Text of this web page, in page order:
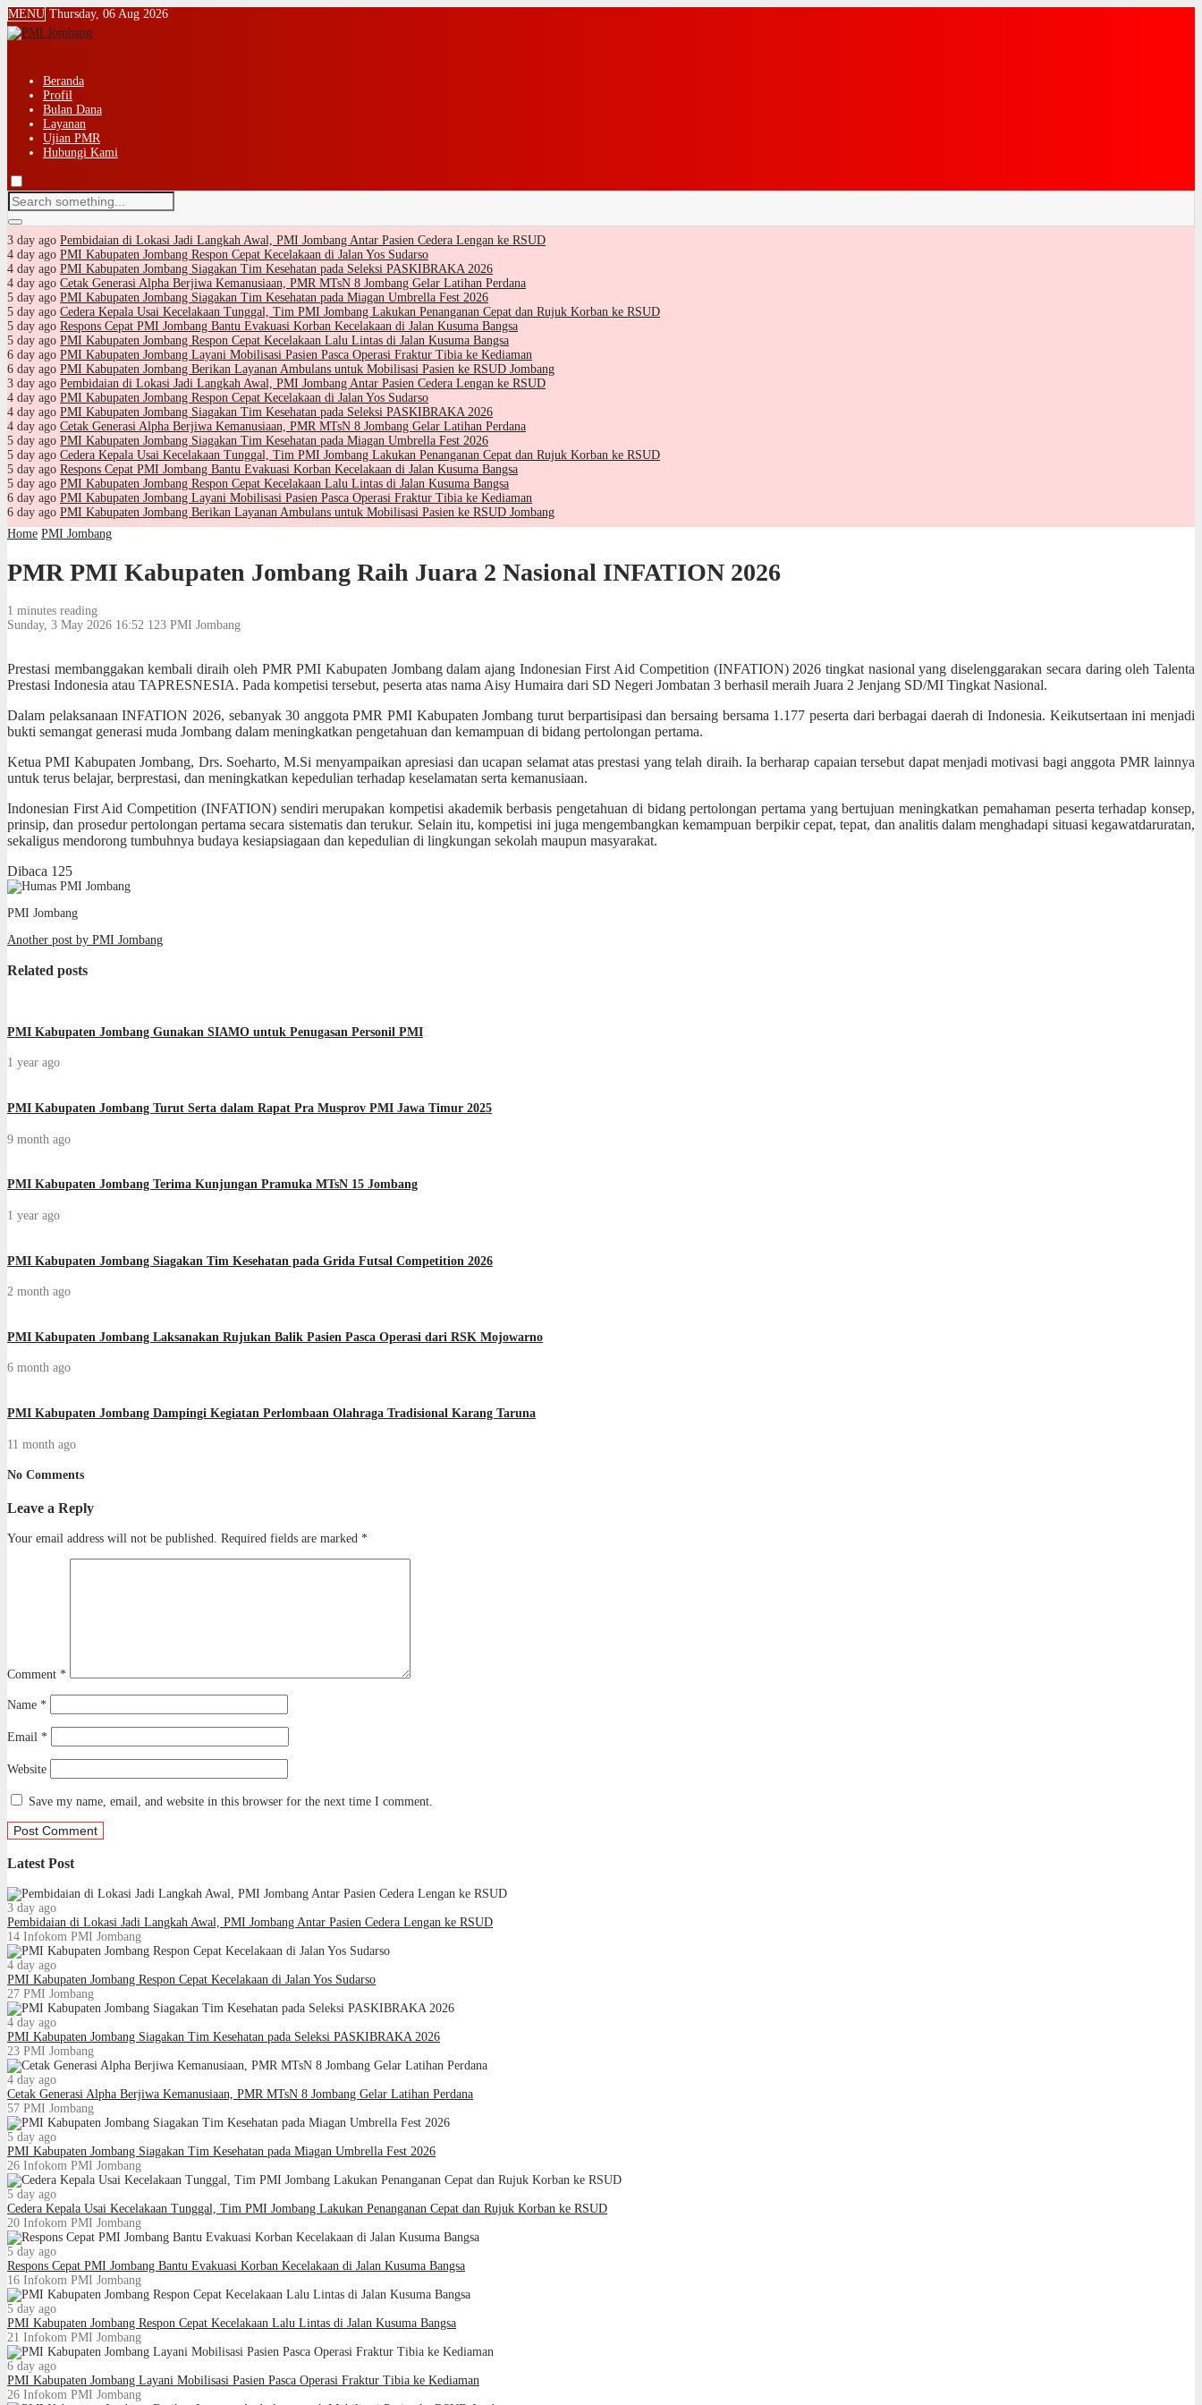
MENU Thursday, 06 Aug 2026
Beranda
Profil
Bulan Dana
Layanan
Ujian PMR
Hubungi Kami
3 day ago Pembidaian di Lokasi Jadi Langkah Awal, PMI Jombang Antar Pasien Cedera Lengan ke RSUD
4 day ago PMI Kabupaten Jombang Respon Cepat Kecelakaan di Jalan Yos Sudarso
4 day ago PMI Kabupaten Jombang Siagakan Tim Kesehatan pada Seleksi PASKIBRAKA 2026
4 day ago Cetak Generasi Alpha Berjiwa Kemanusiaan, PMR MTsN 8 Jombang Gelar Latihan Perdana
5 day ago PMI Kabupaten Jombang Siagakan Tim Kesehatan pada Miagan Umbrella Fest 2026
5 day ago Cedera Kepala Usai Kecelakaan Tunggal, Tim PMI Jombang Lakukan Penanganan Cepat dan Rujuk Korban ke RSUD
5 day ago Respons Cepat PMI Jombang Bantu Evakuasi Korban Kecelakaan di Jalan Kusuma Bangsa
5 day ago PMI Kabupaten Jombang Respon Cepat Kecelakaan Lalu Lintas di Jalan Kusuma Bangsa
6 day ago PMI Kabupaten Jombang Layani Mobilisasi Pasien Pasca Operasi Fraktur Tibia ke Kediaman
6 day ago PMI Kabupaten Jombang Berikan Layanan Ambulans untuk Mobilisasi Pasien ke RSUD Jombang
3 day ago Pembidaian di Lokasi Jadi Langkah Awal, PMI Jombang Antar Pasien Cedera Lengan ke RSUD
4 day ago PMI Kabupaten Jombang Respon Cepat Kecelakaan di Jalan Yos Sudarso
4 day ago PMI Kabupaten Jombang Siagakan Tim Kesehatan pada Seleksi PASKIBRAKA 2026
4 day ago Cetak Generasi Alpha Berjiwa Kemanusiaan, PMR MTsN 8 Jombang Gelar Latihan Perdana
5 day ago PMI Kabupaten Jombang Siagakan Tim Kesehatan pada Miagan Umbrella Fest 2026
5 day ago Cedera Kepala Usai Kecelakaan Tunggal, Tim PMI Jombang Lakukan Penanganan Cepat dan Rujuk Korban ke RSUD
5 day ago Respons Cepat PMI Jombang Bantu Evakuasi Korban Kecelakaan di Jalan Kusuma Bangsa
5 day ago PMI Kabupaten Jombang Respon Cepat Kecelakaan Lalu Lintas di Jalan Kusuma Bangsa
6 day ago PMI Kabupaten Jombang Layani Mobilisasi Pasien Pasca Operasi Fraktur Tibia ke Kediaman
6 day ago PMI Kabupaten Jombang Berikan Layanan Ambulans untuk Mobilisasi Pasien ke RSUD Jombang
Home PMI Jombang
PMR PMI Kabupaten Jombang Raih Juara 2 Nasional INFATION 2026
1 minutes reading
Sunday, 3 May 2026 16:52 123 PMI Jombang
Prestasi membanggakan kembali diraih oleh PMR PMI Kabupaten Jombang dalam ajang Indonesian First Aid Competition (INFATION) 2026 tingkat nasional yang diselenggarakan secara daring oleh Talenta
Prestasi Indonesia atau TAPRESNESIA. Pada kompetisi tersebut, peserta atas nama Aisy Humaira dari SD Negeri Jombatan 3 berhasil meraih Juara 2 Jenjang SD/MI Tingkat Nasional.
Dalam pelaksanaan INFATION 2026, sebanyak 30 anggota PMR PMI Kabupaten Jombang turut berpartisipasi dan bersaing bersama 1.177 peserta dari berbagai daerah di Indonesia. Keikutsertaan ini menjadi
bukti semangat generasi muda Jombang dalam meningkatkan pengetahuan dan kemampuan di bidang pertolongan pertama.
KetuaPMI Kabupaten Jombang, Drs. Soeharto, M.Si menyampaikan apresiasi dan ucapan selamat atas prestasi yang telah diraih. Ia berharap capaian tersebut dapat menjadi motivasi bagi anggota PMR lainnya
untuk terus belajar, berprestasi, dan meningkatkan kepedulian terhadap keselamatan serta kemanusiaan.
Indonesian First Aid Competition (INFATION) sendiri merupakan kompetisi akademik berbasis pengetahuan di bidang pertolongan pertama yang bertujuan meningkatkan pemahaman peserta terhadap konsep,
prinsip, dan prosedur pertolongan pertama secara sistematis dan terukur. Selain itu, kompetisi ini juga mengembangkan kemampuan berpikir cepat, tepat, dan analitis dalam menghadapi situasi kegawatdaruratan,
sekaligus mendorong tumbuhnya budaya kesiapsiagaan dan kepedulian di lingkungan sekolah maupun masyarakat.
Dibaca 125
PMI Jombang
Another post by PMI Jombang
Related posts
PMI Kabupaten Jombang Gunakan SIAMO untuk Penugasan Personil PMI
1 year ago
PMI Kabupaten Jombang Turut Serta dalam Rapat Pra Musprov PMI Jawa Timur 2025
9 month ago
PMI Kabupaten Jombang Terima Kunjungan Pramuka MTsN 15 Jombang
1 year ago
PMI Kabupaten Jombang Siagakan Tim Kesehatan pada Grida Futsal Competition 2026
2 month ago
PMI Kabupaten Jombang Laksanakan Rujukan Balik Pasien Pasca Operasi dari RSK Mojowarno
6 month ago
PMI Kabupaten Jombang Dampingi Kegiatan Perlombaan Olahraga Tradisional Karang Taruna
11 month ago
No Comments
Leave a Reply
Your email address will not be published. Required fields are marked *
Comment *
Name *
Email *
Website
Save my name, email, and website in this browser for the next time I comment.
Latest Post
3 day ago
Pembidaian di Lokasi Jadi Langkah Awal, PMI Jombang Antar Pasien Cedera Lengan ke RSUD
14 Infokom PMI Jombang
4 day ago
PMI Kabupaten Jombang Respon Cepat Kecelakaan di Jalan Yos Sudarso
27 PMI Jombang
4 day ago
PMI Kabupaten Jombang Siagakan Tim Kesehatan pada Seleksi PASKIBRAKA 2026
23 PMI Jombang
4 day ago
Cetak Generasi Alpha Berjiwa Kemanusiaan, PMR MTsN 8 Jombang Gelar Latihan Perdana
57 PMI Jombang
5 day ago
PMI Kabupaten Jombang Siagakan Tim Kesehatan pada Miagan Umbrella Fest 2026
26 Infokom PMI Jombang
5 day ago
Cedera Kepala Usai Kecelakaan Tunggal, Tim PMI Jombang Lakukan Penanganan Cepat dan Rujuk Korban ke RSUD
20 Infokom PMI Jombang
5 day ago
Respons Cepat PMI Jombang Bantu Evakuasi Korban Kecelakaan di Jalan Kusuma Bangsa
16 Infokom PMI Jombang
5 day ago
PMI Kabupaten Jombang Respon Cepat Kecelakaan Lalu Lintas di Jalan Kusuma Bangsa
21 Infokom PMI Jombang
6 day ago
PMI Kabupaten Jombang Layani Mobilisasi Pasien Pasca Operasi Fraktur Tibia ke Kediaman
26 Infokom PMI Jombang